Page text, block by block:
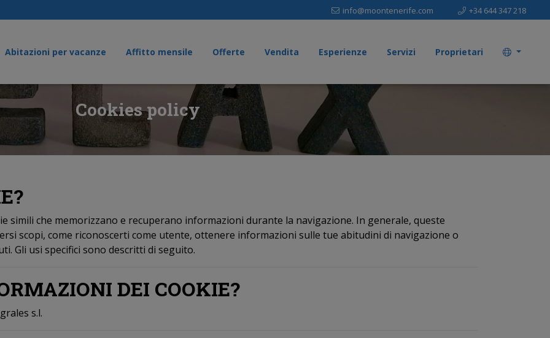
info@moontenerife.com +34 644 347 218
Abitazioni per vacanze Affitto mensile Offerte Vendita Esperienze Servizi Proprietari
Cookies policy
simili che memorizzano e recuperano informazioni durante la navigazione. In generale, queste
scopi, come riconoscerti come utente, ottenere informazioni sulle tue abitudini di navigazione o
Gli usi specifici sono descritti di seguito.
DEI COOKIE?
s.l.